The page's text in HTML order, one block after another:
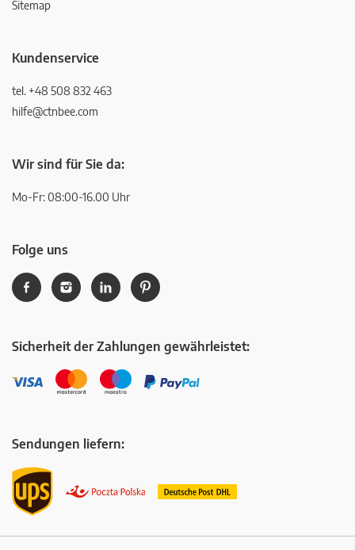
Sitemap
Kundenservice
tel. +48 508 832 463
hilfe@ctnbee.com
Wir sind für Sie da:
Mo-Fr: 08:00-16.00 Uhr
Folge uns
Sicherheit der Zahlungen gewährleistet:
Sendungen liefern: